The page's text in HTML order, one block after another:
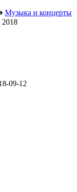
Музыка и концерты
2018
09-12